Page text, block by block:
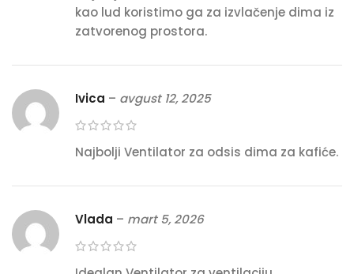
kao lud koristimo ga za izvlačenje dima iz
zatvorenog prostora.
Ivica – avgust 12, 2025
Najbolji Ventilator za odsis dima za kafiće.
Vlada – mart 5, 2026